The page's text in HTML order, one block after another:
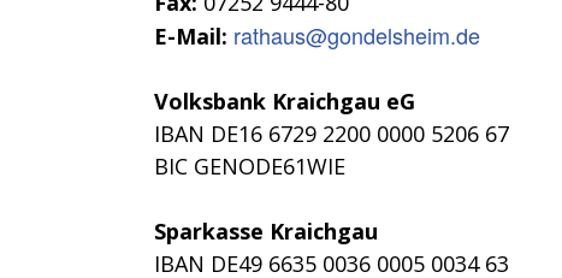
E-Mail: rathaus@gondelsheim.de
Volksbank Kraichgau eG
IBAN DE16 6729 2200 0000 5206 67
BIC GENODE61WIE
Sparkasse Kraichgau
IBAN DE49 6635 0036 0005 0034 63